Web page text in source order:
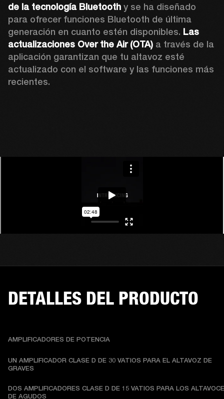
de la tecnología Bluetooth y se ha diseñado
para ofrecer funciones Bluetooth de última
generación en cuanto estén disponibles. Las
actualizaciones Over the Air (OTA) a través de la
aplicación garantizan que tu altavoz esté
actualizado con el software y las funciones más
recientes.
DETALLES DEL PRODUCTO
AMPLIFICADORES DE POTENCIA
UN AMPLIFICADOR CLASE D DE 30 VATIOS PARA EL ALTAVOZ DE
GRAVES
DOS AMPLIFICADORES CLASE D DE 15 VATIOS PARA LOS
DE AGUDOS